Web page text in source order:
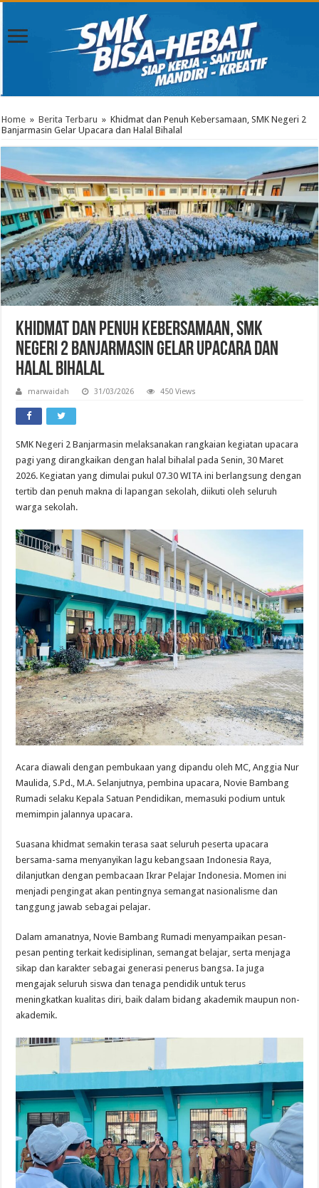
Home » Berita Terbaru » Khidmat dan Penuh Kebersamaan, SMK Negeri 2
Banjarmasin Gelar Upacara dan Halal Bihalal
Khidmat dan Penuh Kebersamaan, SMK
Negeri 2 Banjarmasin Gelar Upacara dan
Halal Bihalal
marwaidah 31/03/2026 450 Views
SMK Negeri 2 Banjarmasin melaksanakan rangkaian kegiatan upacara
pagi yang dirangkaikan dengan halal bihalal pada Senin, 30 Maret
2026. Kegiatan yang dimulai pukul 07.30 WITA ini berlangsung dengan
tertib dan penuh makna di lapangan sekolah, diikuti oleh seluruh
warga sekolah.
Acara diawali dengan pembukaan yang dipandu oleh MC, Anggia Nur
Maulida, S.Pd., M.A. Selanjutnya, pembina upacara,Novie Bambang
Rumadi selaku Kepala Satuan Pendidikan, memasuki podium untuk
memimpin jalannya upacara.
Suasana khidmat semakin terasa saat seluruh peserta upacara
bersama-sama menyanyikan lagu kebangsaan Indonesia Raya,
dilanjutkan dengan pembacaan Ikrar Pelajar Indonesia. Momen ini
menjadi pengingat akan pentingnya semangat nasionalisme dan
tanggung jawab sebagai pelajar.
Dalam amanatnya, Novie Bambang Rumadi menyampaikan pesan-
pesan penting terkait kedisiplinan, semangat belajar, serta menjaga
sikap dan karakter sebagai generasi penerus bangsa. Ia juga
mengajak seluruh siswa dan tenaga pendidik untuk terus
meningkatkan kualitas diri, baik dalam bidang akademik maupun non-
akademik.